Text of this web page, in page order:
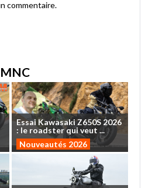
commentaire.
Essai Kawasaki Z650S 2026
: le roadsterquiveut ...
Nouveautés 2026